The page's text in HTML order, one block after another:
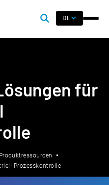
DE
für
Produktressourcen
Prozesskontrolle